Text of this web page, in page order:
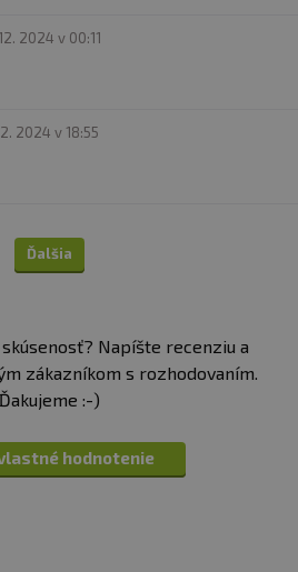
2024 v 00:11
2024 v 18:55
Ďalšia
Napíšte recenziu a
zákazníkom s rozhodovaním.
Ďakujeme :-)
hodnotenie